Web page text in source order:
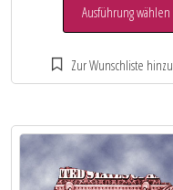
Ausführung wählen